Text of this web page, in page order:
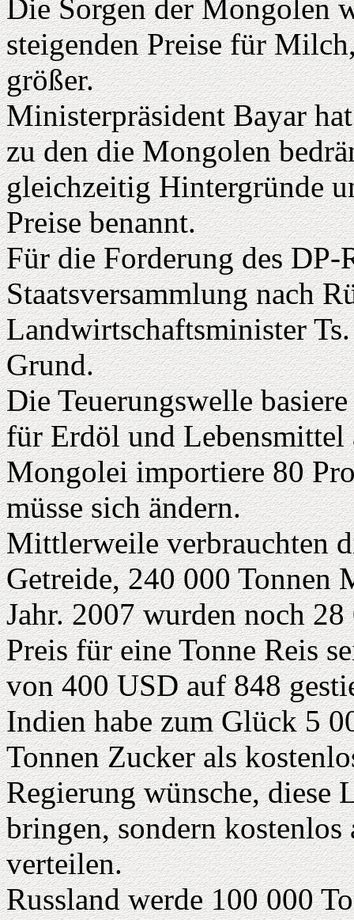
Die Sorgen der Mongolen
steigenden Preise für
größer.
Ministerpräsident Bayar
zu den die Mongolen
gleichzeitig Hintergründe
Preise benannt.
Für die Forderung des DP-
Staatsversammlung nach
Landwirtschaftsminister
Grund.
Die Teuerungswelle
für Erdöl und
Mongolei importiere 80
müsse sich ändern.
Mittlerweile verbrauchten
Getreide, 240 000 Tonnen
Jahr. 2007 wurden noch
Preis für eine Tonne Reis
von 400 USD auf 848
Indien habe zum Glück 5
Tonnen Zucker als
Regierung wünsche, diese
bringen, sondern
verteilen.
Russland werde 100 000